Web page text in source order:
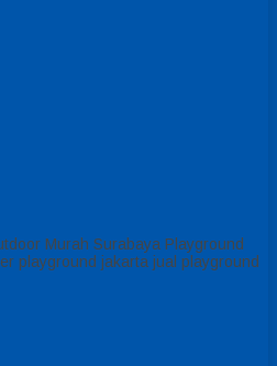
Murah Surabaya Playground
playground jakarta jual playground